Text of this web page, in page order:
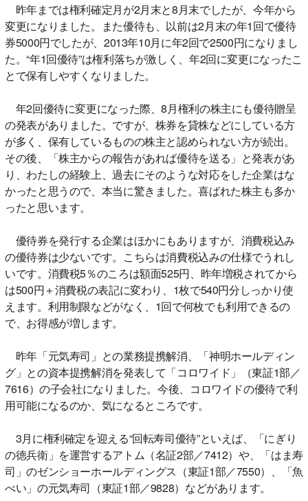
昨年までは権利確定月が2月末と8月末でしたが、今年から
変更になりました。また優待も、以前は2月末の年1回で優待
券5000円でしたが、2013年10月に年2回で2500円になりまし
た。“年1回優待”は権利落ちが激しく、年2回に変更になったこ
とで保有しやすくなりました。
年2回優待に変更になった際、8月権利の株主にも優待贈呈
の発表がありました。ですが、株券を貸株などにしている方
が多く、保有しているものの株主と認められない方が続出。
その後、「株主からの報告があれば優待を送る」と発表があ
り、わたしの経験上、過去にそのような対応をした企業はな
かったと思うので、本当に驚きました。喜ばれた株主も多か
ったと思います。
優待券を発行する企業はほかにもありますが、消費税込み
の優待券は少ないです。こちらは消費税込みの仕様でうれし
いです。消費税5％のころは額面525円、昨年増税されてから
は500円＋消費税の表記に変わり、1枚で540円分しっかり使
えます。利用制限などがなく、1回で何枚でも利用できるの
で、お得感が増します。
昨年「元気寿司」との業務提携解消、「神明ホールディン
グ」との資本提携解消を発表して「コロワイド」（東証1部／
7616）の子会社になりました。今後、コロワイドの優待で利
用可能になるのか、気になるところです。
3月に権利確定を迎える“回転寿司優待”といえば、「にぎり
の徳兵衛」を運営するアトム（名証2部／7412）や、「はま寿
司」のゼンショーホールディングス（東証1部／7550）、「魚
べい」の元気寿司（東証1部／9828）などがあります。